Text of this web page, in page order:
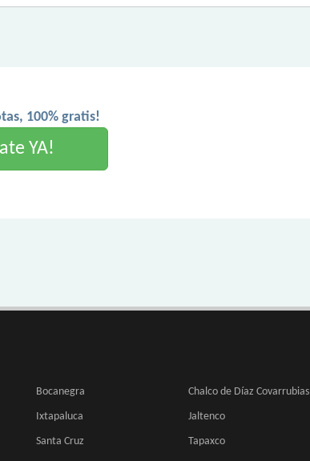
100% gratis!
YA!
Bocanegra Chalco de Díaz Covarrubias
Ixtapaluca Jaltenco
Santa Cruz Tapaxco